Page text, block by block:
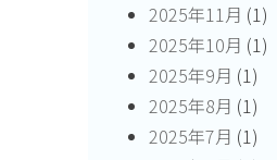
2025年11月 (1)
2025年10月 (1)
2025年9月 (1)
2025年8月 (1)
2025年7月 (1)